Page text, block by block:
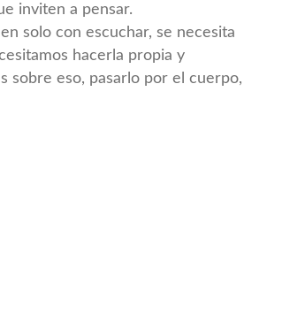
inviten a pensar.
solo con escuchar, se necesita
hacerla propia y
sobre eso, pasarlo por el cuerpo,